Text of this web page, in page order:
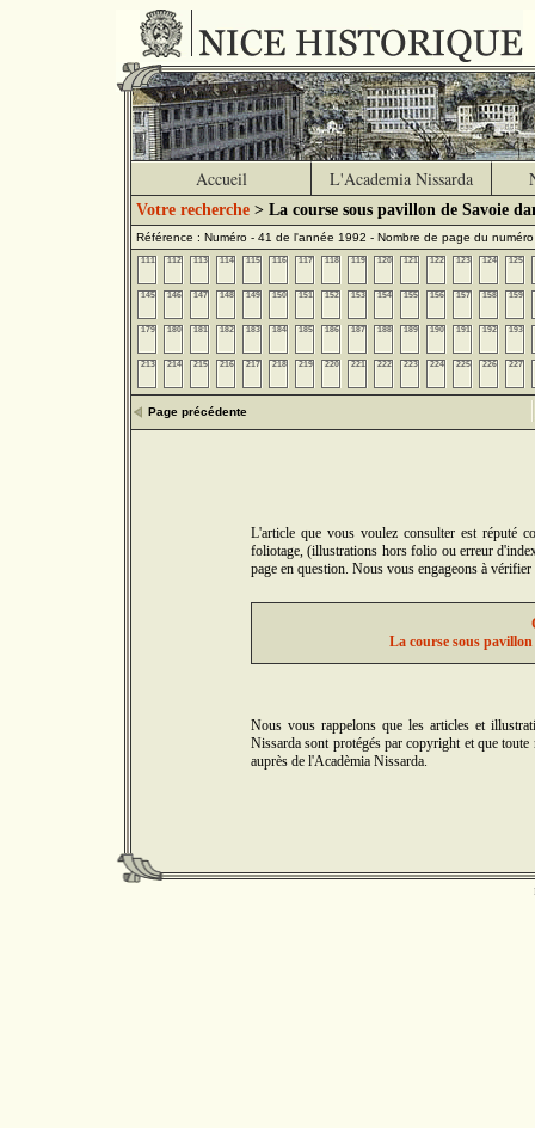
Accueil L'Academia Nissarda
Votre recherche > La course sous pavillon de Savoie
Référence : Numéro - 41 de l'année 1992 - Nombre de page du
111 112 113 114 115 116 117 118 119 120 121 122 123 124 125
145 146 147 148 149 150 151 152 153 154 155 156 157 158 159
179 180 181 182 183 184 185 186 187 188 189 190 191 192 193
213 214 215 216 217 218 219 220 221 222 223 224 225 226 227
Page précédente
L'article que vous voulez consulter est réputé
foliotage, (illustrations hors folio ou erreur
page en question. Nous vous engageons à
La course sous pavillon
Nous vous rappelons que les articles et
Nissarda sont protégés par copyright et que
auprès de l'Acadèmia Nissarda.